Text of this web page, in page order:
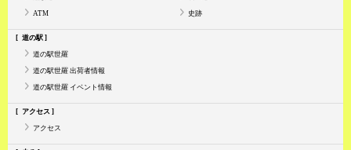
ATM 史跡
道の駅
道の駅世羅
道の駅世羅 出荷者情報
道の駅世羅 イベント情報
アクセス
アクセス